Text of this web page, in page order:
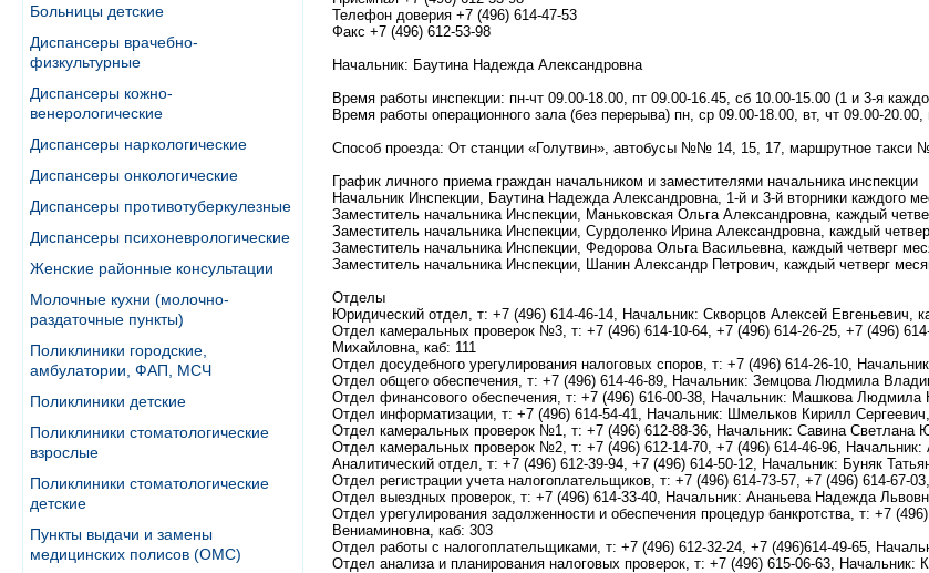
Больницы детские
Диспансеры врачебно-
физкультурные
Диспансеры кожно-
венерологические
Диспансеры наркологические
Диспансеры онкологические
Диспансеры противотуберкулезные
Диспансеры психоневрологические
Женские районные консультации
Молочные кухни (молочно-
раздаточные пункты)
Поликлиники городские,
амбулатории, ФАП, МСЧ
Поликлиники детские
Поликлиники стоматологические
взрослые
Поликлиники стоматологические
детские
Пункты выдачи и замены
медицинских полисов (ОМС)
Телефон доверия +7 (496) 614-47-53
Факс +7 (496) 612-53-98
Начальник: Баутина Надежда Александровна
Время работы инспекции: пн-чт 09.00-18.00, пт 09.00-16.45, сб 10.00-15.00 (1 и 3-я
Время работы операционного зала (без перерыва) пн, ср 09.00-18.00, вт, чт 09.00-
Способ проезда: От станции «Голутвин», автобусы №№ 14, 15, 17, маршрутное такси
График личного приема граждан начальником и заместителями начальника инспекции
Начальник Инспекции, Баутина Надежда Александровна, 1-й и 3-й вторники каждого
Заместитель начальника Инспекции, Маньковская Ольга Александровна, каждый
Заместитель начальника Инспекции, Сурдоленко Ирина Александровна, каждый
Заместитель начальника Инспекции, Федорова Ольга Васильевна, каждый четверг
Заместитель начальника Инспекции, Шанин Александр Петрович, каждый четверг
Отделы
Юридический отдел, т: +7 (496) 614-46-14, Начальник: Скворцов Алексей Евгеньевич,
Отдел камеральных проверок №3, т: +7 (496) 614-10-64, +7 (496) 614-26-25, +7 (496)
Михайловна, каб: 111
Отдел досудебного урегулирования налоговых споров, т: +7 (496) 614-26-10,
Отдел общего обеспечения, т: +7 (496) 614-46-89, Начальник: Земцова Людмила
Отдел финансового обеспечения, т: +7 (496) 616-00-38, Начальник: Машкова Людмила
Отдел информатизации, т: +7 (496) 614-54-41, Начальник: Шмельков Кирилл Сергеевич,
Отдел камеральных проверок №1, т: +7 (496) 612-88-36, Начальник: Савина Светлана
Отдел камеральных проверок №2, т: +7 (496) 612-14-70, +7 (496) 614-46-96,
Аналитический отдел, т: +7 (496) 612-39-94, +7 (496) 614-50-12, Начальник: Буняк
Отдел регистрации учета налогоплательщиков, т: +7 (496) 614-73-57, +7 (496) 614-67-
Отдел выездных проверок, т: +7 (496) 614-33-40, Начальник: Ананьева Надежда
Отдел урегулирования задолженности и обеспечения процедур банкротства, т: +7
Вениаминовна, каб: 303
Отдел работы с налогоплательщиками, т: +7 (496) 612-32-24, +7 (496)614-49-65,
Отдел анализа и планирования налоговых проверок, т: +7 (496) 615-06-63, Начальник: